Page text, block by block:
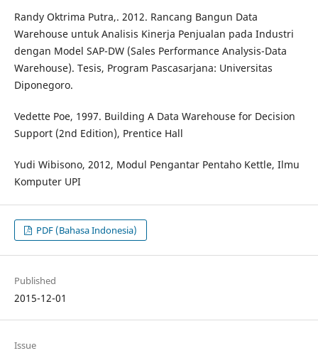
Randy Oktrima Putra,. 2012. Rancang Bangun Data
Warehouse untuk Analisis Kinerja Penjualan pada Industri
dengan Model SAP-DW (Sales Performance Analysis-Data
Warehouse). Tesis, Program Pascasarjana: Universitas
Diponegoro.
Vedette Poe, 1997. Building A Data Warehouse for Decision
Support (2nd Edition), Prentice Hall
Yudi Wibisono, 2012, Modul Pengantar Pentaho Kettle, Ilmu
Komputer UPI
PDF (Bahasa Indonesia)
Published
2015-12-01
Issue